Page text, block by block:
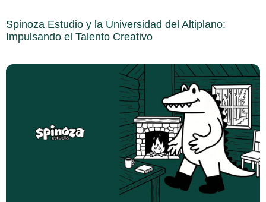
Spinoza Estudio y la Universidad del Altiplano:
Impulsando el Talento Creativo